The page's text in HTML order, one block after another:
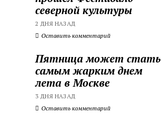
северной культуры
2 ДНЯ НАЗАД
Оставить комментарий
Пятница может стать
самым жарким днем
лета в Москве
3 ДНЯ НАЗАД
Оставить комментарий